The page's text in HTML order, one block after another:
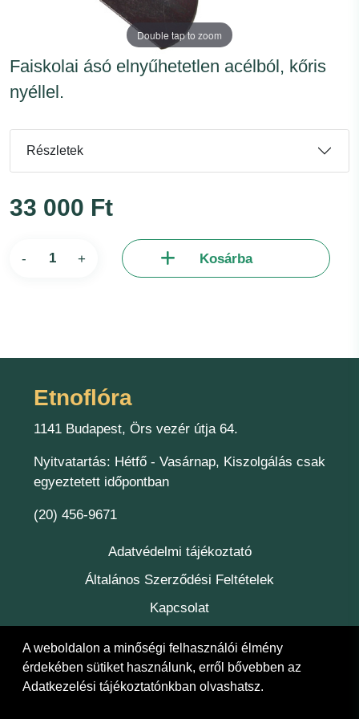
Double tap to zoom
Faiskolai ásó elnyűhetetlen acélból, kőris
nyéllel.
Részletek
33 000 Ft
- + Kosárba
Etnoflóra
1141 Budapest, Örs vezér útja 64.
Nyitvatartás: Hétfő - Vasárnap, Kiszolgálás csak
egyeztetett időpontban
(20) 456-9671
Adatvédelmi tájékoztató
Általános Szerződési Feltételek
Kapcsolat
A weboldalon a minőségi felhasználói élmény
érdekében sütiket használunk, erről bővebben az
Adatkezelési tájékoztatónkban olvashatsz.